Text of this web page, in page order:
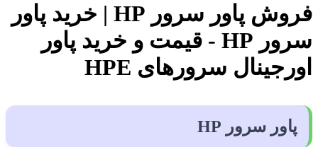
فروش پاور سرور HP | خرید پاور
سرور HP - قیمت و خرید پاور
اورجینال سرورهای HPE
پاور سرور HP